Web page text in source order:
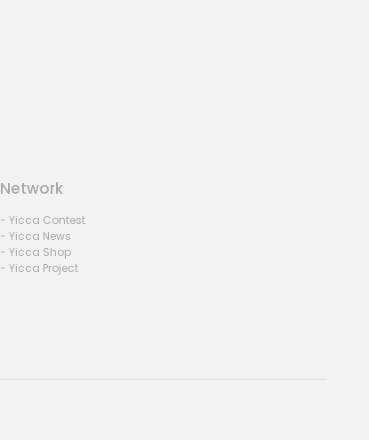
Network
- Yicca Contest
- Yicca News
- Yicca Shop
- Yicca Project